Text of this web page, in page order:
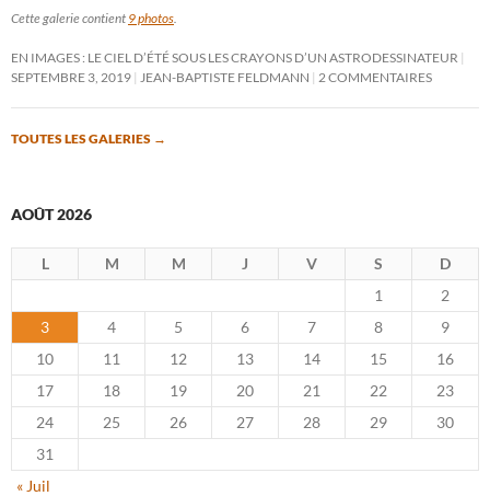
Cette galerie contient 9 photos
EN IMAGES : LE CIEL D’ÉTÉ SOUS LES CRAYONS D’UN ASTRODESSINATEUR
SEPTEMBRE 3, 2019
JEAN-BAPTISTE FELDMANN 2 COMMENTAIRES
TOUTES LES GALERIES →
AOÛT 2026
L M M J V S
D
1
2
3
4 5 6 7 8
9
10
11 12 13 14 15
16
17
18 19 20 21 22
23
24
25 26 27 28 29
30
31
« Juil